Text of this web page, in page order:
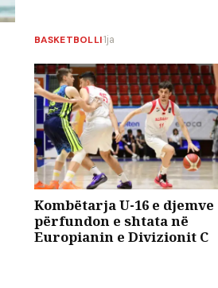
BASKETBOLLI·1ja
Kombëtarja U-16 e djemve
përfundon e shtata në
Europianin e Divizionit C